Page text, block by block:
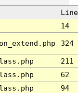
Line
14
324
211
62
94